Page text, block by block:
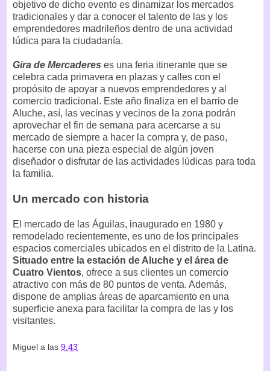
objetivo de dicho evento es dinamizar los mercados
tradicionales y dar a conocer el talento de las y los
emprendedores madrileños dentro de una actividad
lúdica para la ciudadanía.
Gira de Mercaderes es una feria itinerante que se
celebra cada primavera en plazas y calles con el
propósito de apoyar a nuevos emprendedores y al
comercio tradicional. Este año finaliza en el barrio de
Aluche, así, las vecinas y vecinos de la zona podrán
aprovechar el fin de semana para acercarse a su
mercado de siempre a hacer la compra y, de paso,
hacerse con una pieza especial de algún joven
diseñador o disfrutar de las actividades lúdicas para toda
la familia.
Un mercado con historia
El mercado de las Águilas, inaugurado en 1980 y
remodelado recientemente, es uno de los principales
espacios comerciales ubicados en el distrito de la Latina.
Situado entre la estación de Aluche y el área de
Cuatro Vientos, ofrece a sus clientes un comercio
atractivo con más de 80 puntos de venta. Además,
dispone de amplias áreas de aparcamiento en una
superficie anexa para facilitar la compra de las y los
visitantes.
Miguel a las 9:43